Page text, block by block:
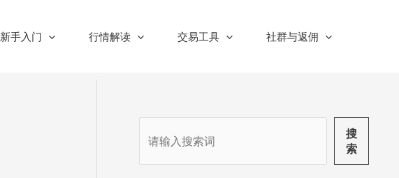
新手入门 行情解读 交易工具 社群与返佣
搜
索